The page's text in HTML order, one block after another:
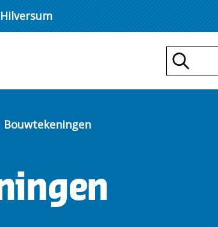
Zoeken
Bouwtekeningen